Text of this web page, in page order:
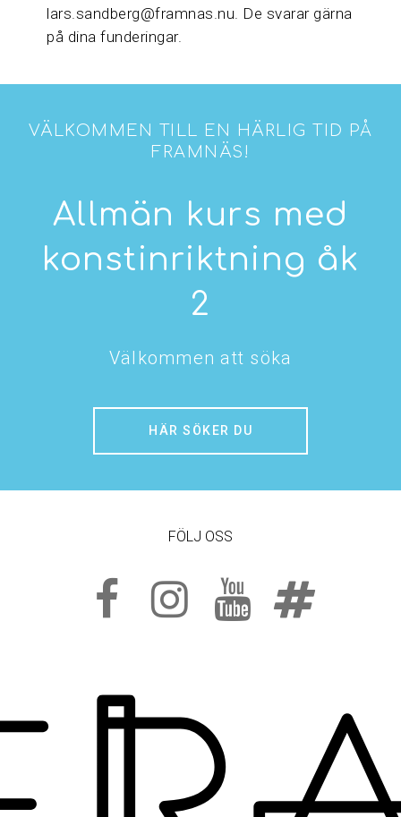
lars.sandberg@framnas.nu. De svarar gärna
på dina funderingar.
VÄLKOMMEN TILL EN HÄRLIG TID PÅ
FRAMNÄS!
Allmän kurs med
konstinriktning åk
2
Välkommen att söka
HÄR SÖKER DU
FÖLJ OSS